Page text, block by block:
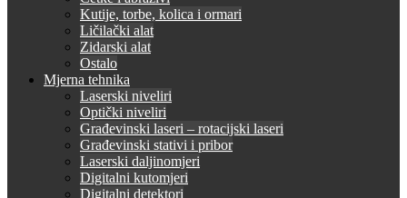
Kutije, torbe, kolica i ormari
Ličilački alat
Zidarski alat
Ostalo
Mjerna tehnika
Laserski niveliri
Optički niveliri
Građevinski laseri – rotacijski laseri
Građevinski stativi i pribor
Laserski daljinomjeri
Digitalni kutomjeri
Digitalni detektori